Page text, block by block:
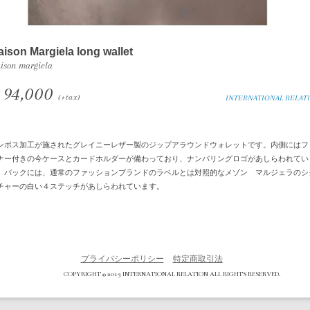
Margiela long wallet
margiela
94,000(+tax) INTERNATIONAL
ボス加工が施されたグレイニーレザー製のジップアラウンドウォレットです。内側にはフ
ー付きの今ケースとカードホルダーが備わっており、ナンバリングロゴがあしらわれてい
バックには、通常のファッションブランドのラベルとは対照的なメゾン マルジェラのシ
ャーの白い４ステッチがあしらわれています。
プライバシーポリシー 特定商取引法
COPYRIGHT © 2013 INTERNATIONAL RELATION ALL RIGHTS RESERVED.